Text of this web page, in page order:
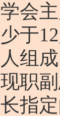
学会
少于
人组
现职
长指